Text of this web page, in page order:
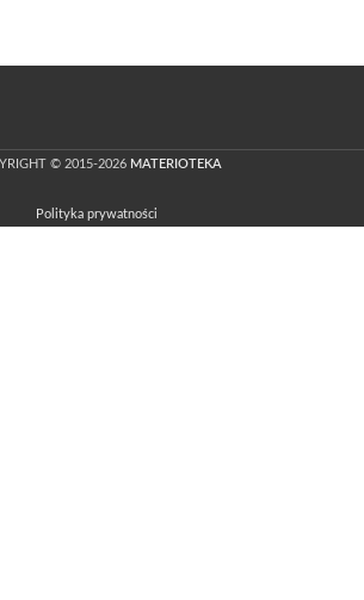
© 2015-2026 MATERIOTEKA
Polityka prywatności